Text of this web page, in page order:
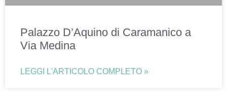
Palazzo D’Aquino di Caramanico a
Via Medina
LEGGI L'ARTICOLO COMPLETO »